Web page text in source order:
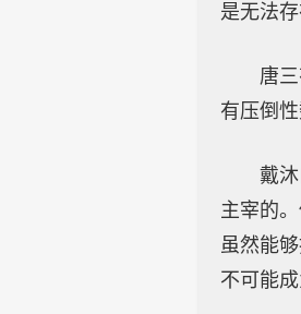
是无法
唐
有压倒
戴
主宰的
虽然能
不可能